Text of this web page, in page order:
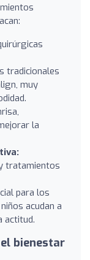
tradicionales
muy
la
tratamientos
para los
acudan a
actitud.
bienestar